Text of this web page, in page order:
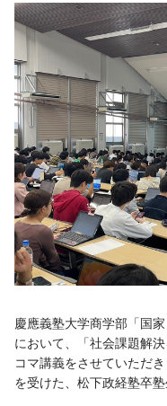
慶應義塾大学商学部「国
において、「社会課題解
コマ講義をさせていただ
を受けた、松下政経塾卒